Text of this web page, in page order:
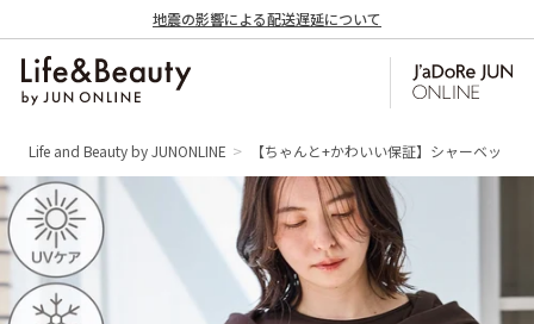
地震の影響による配送遅延について
Life and Beauty by JUNONLINE 【ちゃんと+かわいい保証】シャーベット